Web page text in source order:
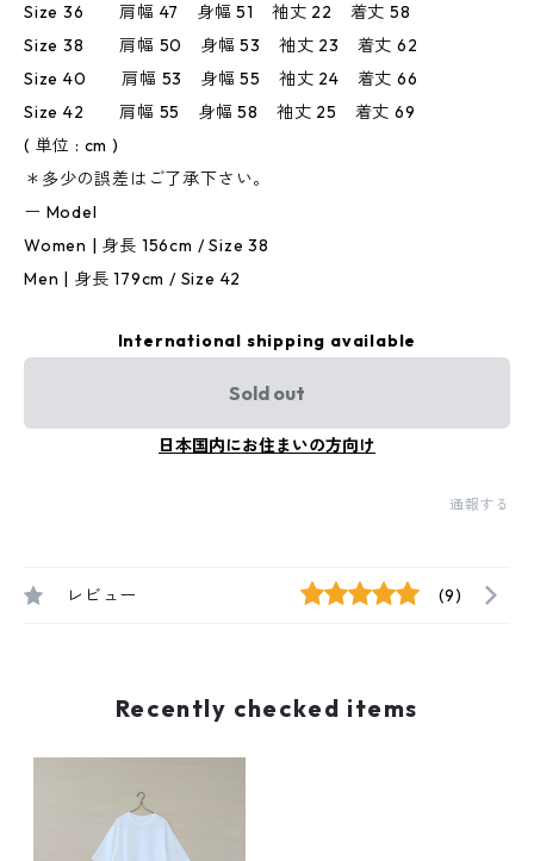
Size 36 肩幅 47 身幅 51 袖丈 22 着丈 58
Size 38 肩幅 50 身幅 53 袖丈 23 着丈 62
Size 40 肩幅 53 身幅 55 袖丈 24 着丈 66
Size 42 肩幅 55 身幅 58 袖丈 25 着丈 69
( 単位 : cm )
＊多少の誤差はご了承下さい。
ー Model
Women | 身長 156cm / Size 38
Men | 身長 179cm / Size 42
International shipping available
Sold out
日本国内にお住まいの方向け
通報する
レビュー (9)
Recently checked items